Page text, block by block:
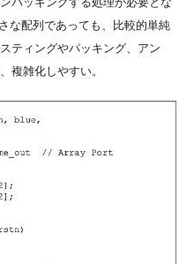
な配列であっても、比較的単純
ティングやパッキング、アン
複雑化しやすい。